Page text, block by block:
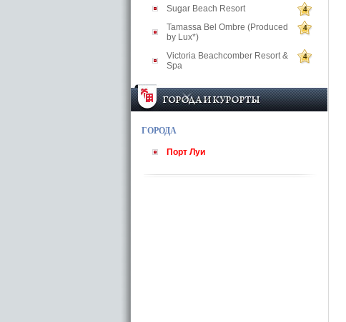
Sugar Beach Resort 4
Tamassa Bel Ombre (Produced
by Lux*)
4
Victoria Beachcomber Resort &
Spa
4
ГОРОДА
Порт Луи